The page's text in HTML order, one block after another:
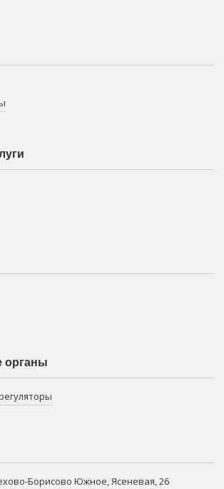
органы
Борисово Южное, Ясеневая, 26